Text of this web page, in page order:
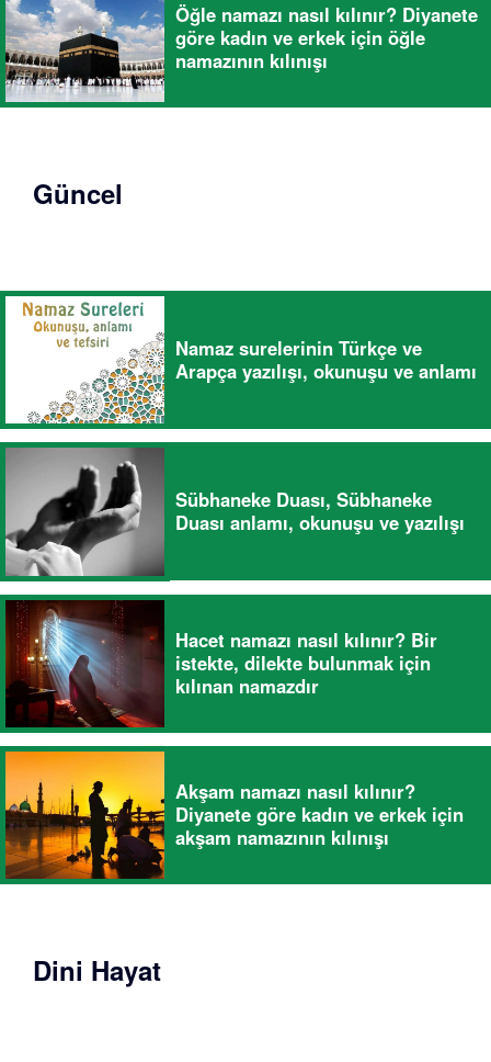
Öğle namazı nasıl kılınır? Diyanete
göre kadın ve erkek için öğle
namazının kılınışı
Güncel
Namaz surelerinin Türkçe ve
Arapça yazılışı, okunuşu ve anlamı
Sübhaneke Duası, Sübhaneke
Duası anlamı, okunuşu ve yazılışı
Hacet namazı nasıl kılınır? Bir
istekte, dilekte bulunmak için
kılınan namazdır
Akşam namazı nasıl kılınır?
Diyanete göre kadın ve erkek için
akşam namazının kılınışı
Dini Hayat